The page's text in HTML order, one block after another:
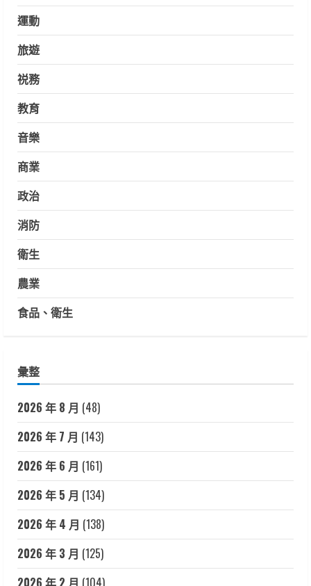
運動
旅遊
祱務
教育
音樂
商業
政治
消防
衛生
農業
食品、衛生
彙整
2026 年 8 月 (48)
2026 年 7 月 (143)
2026 年 6 月 (161)
2026 年 5 月 (134)
2026 年 4 月 (138)
2026 年 3 月 (125)
2026 年 2 月 (104)